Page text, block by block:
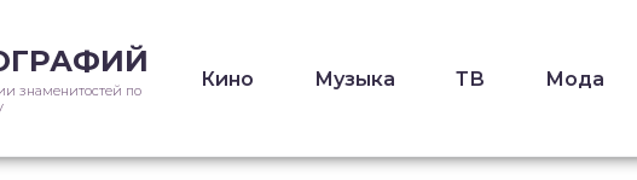
знаменитостей по
Кино Музыка ТВ Мода